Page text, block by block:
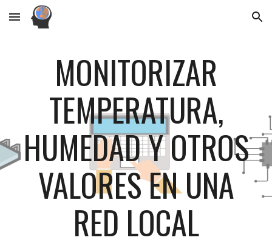
Skip to main content Skip to navigation
MONITORIZAR
TEMPERATURA,
HUMEDAD Y OTROS
VALORES EN UNA
RED LOCAL